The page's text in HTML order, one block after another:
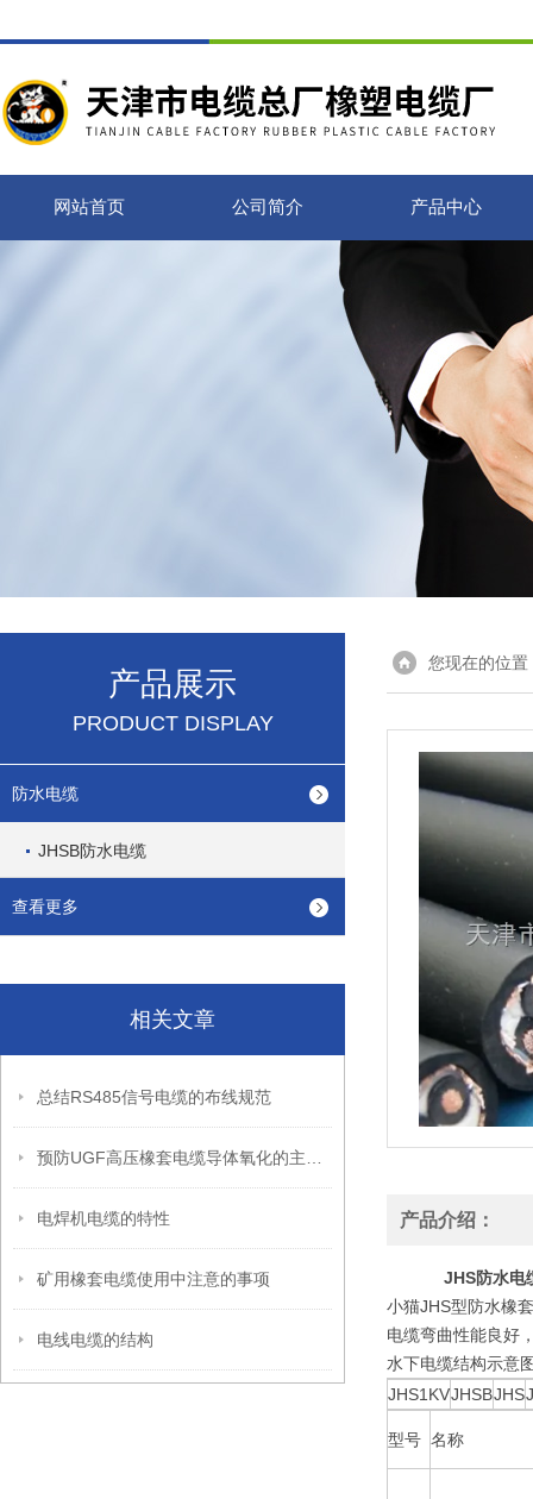
网站首页 公司简介 产品中心
产品展示
PRODUCT DISPLAY
防水电缆
JHSB防水电缆
查看更多
相关文章
总结RS485信号电缆的布线规范
电焊机电缆的特性
矿用橡套电缆使用中注意的事项
电线电缆的结构
您现在的位置
产品介绍：
JHS防水电
小猫JHS型防水橡
电缆弯曲性能良好
水下电缆结构示意
JHS1KVJHSBJHS
型号 名称